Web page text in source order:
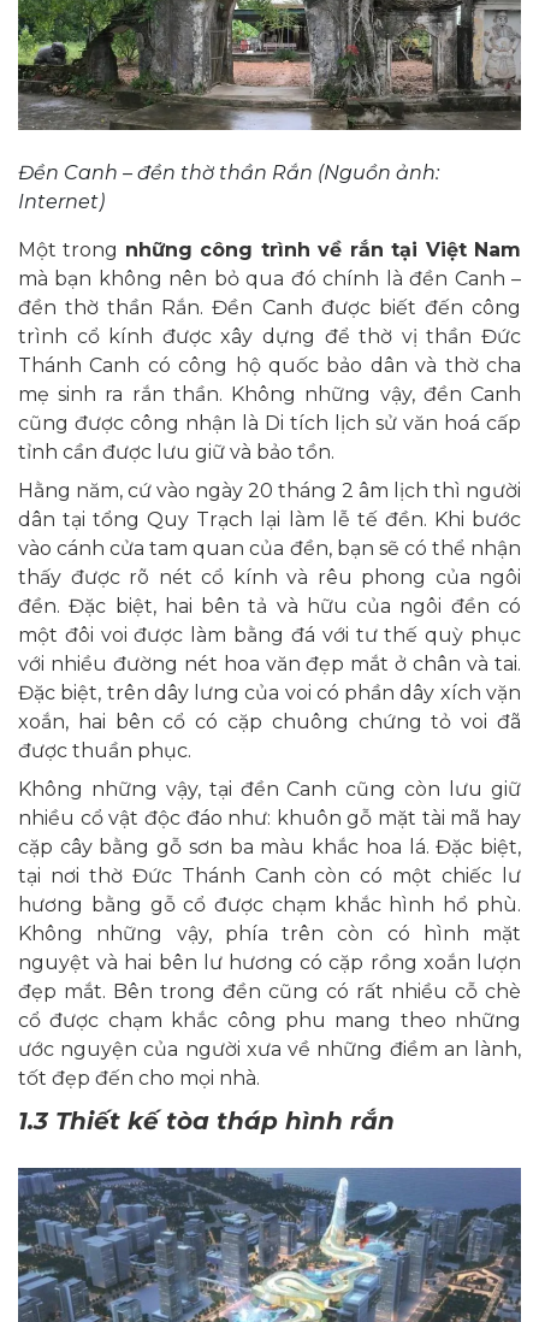
Đền Canh – đền thờ thần Rắn (Nguồn ảnh:
Internet)
Một trong những công trình về rắn tại Việt Nam
mà bạn không nên bỏ qua đó chính là đền Canh –
đền thờ thần Rắn. Đền Canh được biết đến công
trình cổ kính được xây dựng để thờ vị thần Đức
Thánh Canh có công hộ quốc bảo dân và thờ cha
mẹ sinh ra rắn thần. Không những vậy, đền Canh
cũng được công nhận là Di tích lịch sử văn hoá cấp
tỉnh cần được lưu giữ và bảo tồn.
Hằng năm, cứ vào ngày 20 tháng 2 âm lịch thì người
dân tại tổng Quy Trạch lại làm lễ tế đền. Khi bước
vào cánh cửa tam quan của đền, bạn sẽ có thể nhận
thấy được rõ nét cổ kính và rêu phong của ngôi
đền. Đặc biệt, hai bên tả và hữu của ngôi đền có
một đôi voi được làm bằng đá với tư thế quỳ phục
với nhiều đường nét hoa văn đẹp mắt ở chân và tai.
Đặc biệt, trên dây lưng của voi có phần dây xích vặn
xoắn, hai bên cổ có cặp chuông chứng tỏ voi đã
được thuần phục.
Không những vậy, tại đền Canh cũng còn lưu giữ
nhiều cổ vật độc đáo như: khuôn gỗ mặt tài mã hay
cặp cây bằng gỗ sơn ba màu khắc hoa lá. Đặc biệt,
tại nơi thờ Đức Thánh Canh còn có một chiếc lư
hương bằng gỗ cổ được chạm khắc hình hổ phù.
Không những vậy, phía trên còn có hình mặt
nguyệt và hai bên lư hương có cặp rồng xoắn lượn
đẹp mắt. Bên trong đền cũng có rất nhiều cỗ chè
cổ được chạm khắc công phu mang theo những
ước nguyện của người xưa về những điềm an lành,
tốt đẹp đến cho mọi nhà.
1.3 Thiết kế tòa tháp hình rắn